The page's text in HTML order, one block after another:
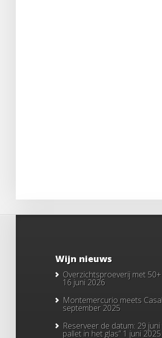
Wijn nieuws
Overzichtsproeverij met
16 juni 2026
Montemercurio meets
september 2025
Reserveer de datum: 29 juni
pallet in het glas” 1 juni 2025